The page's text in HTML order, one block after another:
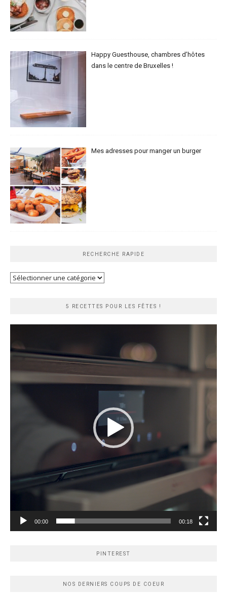
Happy Guesthouse, chambres d’hôtes
dans le centre de Bruxelles !
Mes adresses pour manger un burger
RECHERCHE RAPIDE
Recherche
5 RECETTES POUR LES FÊTES !
00:00 00:18
PINTEREST
NOS DERNIERS COUPS DE COEUR